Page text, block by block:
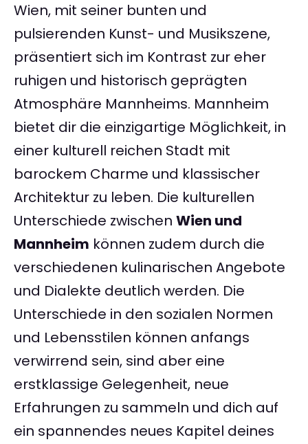
Wien, mit seiner bunten und
pulsierenden Kunst- und Musikszene,
präsentiert sich im Kontrast zur eher
ruhigen und historisch geprägten
Atmosphäre Mannheims. Mannheim
bietet dir die einzigartige Möglichkeit, in
einer kulturell reichen Stadt mit
barockem Charme und klassischer
Architektur zu leben. Die kulturellen
Unterschiede zwischen Wien und
Mannheim können zudem durch die
verschiedenen kulinarischen Angebote
und Dialekte deutlich werden. Die
Unterschiede in den sozialen Normen
und Lebensstilen können anfangs
verwirrend sein, sind aber eine
erstklassige Gelegenheit, neue
Erfahrungen zu sammeln und dich auf
ein spannendes neues Kapitel deines